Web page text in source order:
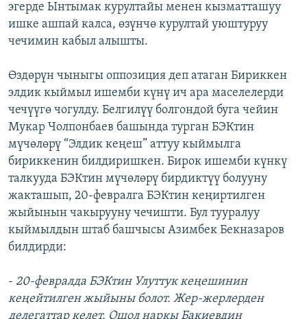
эгерде Ынтымак курултайы менен кызматташуу
ишке ашпай калса, өзүнчө курултай уюштуруу
чечимин кабыл алышты.
Өздөрүн чыныгы оппозиция деп атаган Бириккен
элдик кыймыл ишемби күнү ич ара маселелерди
чечүүгө чогулду. Белгилүү болгондой буга чейин
Мукар Чолпонбаев башында турган БЭКтин
мүчөлөрү “Элдик кеңеш” аттуу кыймылга
бириккенин билдиришкен. Бирок ишемби күнкү
талкууда БЭКтин мүчөлөрү бирдиктүү болууну
жакташып, 20-февралга БЭКтин кеңиртилген
жыйынын чакырууну чечишти. Бул тууралуу
кыймылдын штаб башчысы Азимбек Бекназаров
билдирди:
- 20-февралда БЭКтин Улуттук кеңешинин
кеңейтилген жыйыны болот. Жер-жерлерден
делегаттар келет. Ошол наркы Бакиевдин